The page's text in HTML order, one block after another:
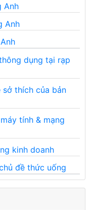
Anh
Anh
dụng tại rạp
sở thích của bản
tính & mạng
kinh doanh
đề thức uống